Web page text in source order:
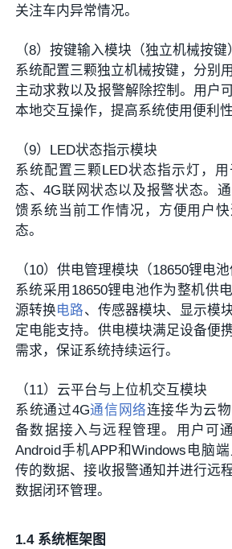
关注车内异常情况。
（8）按键输入模块（独立机械按键
系统配置三颗独立机械按键，分别
主动求救以及报警解除控制。用户
本地交互操作，提高系统使用便利性
（9）LED状态指示模块
系统配置三颗LED状态指示灯，
态、4G联网状态以及报警状态。
馈系统当前工作情况，方便用户
态。
（10）供电管理模块（18650锂电池
系统采用18650锂电池作为整机供
源转换电路、传感器模块、显示模
定电能支持。供电模块满足设备便
需求，保证系统持续运行。
（11）云平台与上位机交互模块
系统通过4G通信网络连接华为云
备数据接入与远程管理。用户可
Android手机APP和Windows电脑
传的数据、接收报警通知并进行远
数据闭环管理。
1.4 系统框架图